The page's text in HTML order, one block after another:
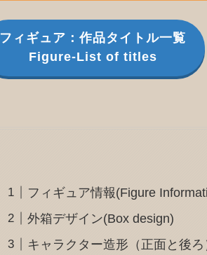
フィギュア：作品タイトル一覧
Figure-List of titles
フィギュア情報(Figure
外箱デザイン(Box design)
キャラクター造形（正面と後